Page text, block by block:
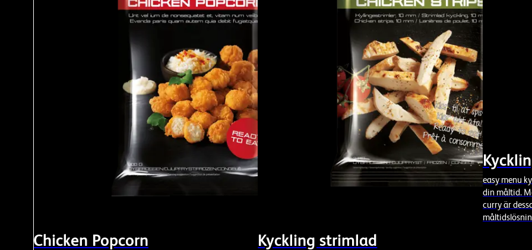
Chicken Popcorn Kyckling strimlad
easy menu
din måltid.
curry är